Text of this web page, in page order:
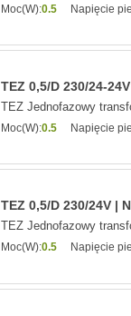
Moc(W):0.5 Napięcie
TEZ 0,5/D 230/24-
TEZ Jednofazowy
Moc(W):0.5 Napięcie
TEZ 0,5/D 230/24V |
TEZ Jednofazowy
Moc(W):0.5 Napięcie